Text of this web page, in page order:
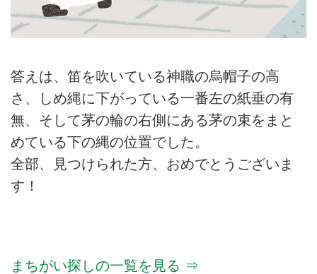
答えは、笛を吹いている神職の烏帽子の高
さ、しめ縄に下がっている一番左の紙垂の有
無、そして茅の輪の右側にある茅の束をまと
めている下の縄の位置でした。
全部、見つけられた方、おめでとうございま
す！
まちがい探しの一覧を見る ⇒